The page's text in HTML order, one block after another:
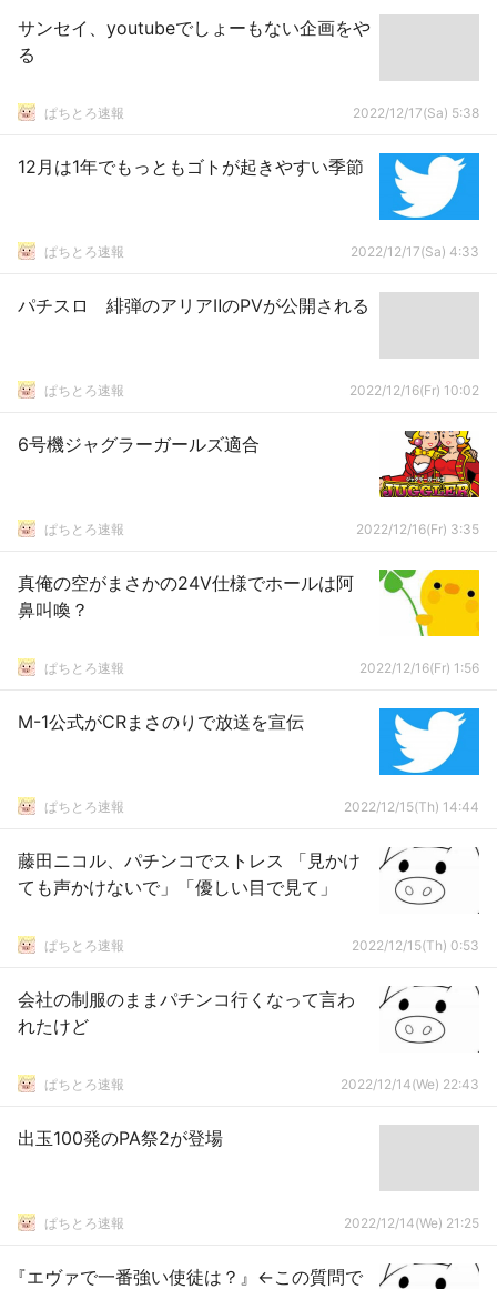
サンセイ、youtubeでしょーもない企画をや
る
ぱちとろ速報 2022/12/17(Sa) 5:38
12月は1年でもっともゴトが起きやすい季節
ぱちとろ速報 2022/12/17(Sa) 4:33
パチスロ 緋弾のアリアⅡのPVが公開される
ぱちとろ速報 2022/12/16(Fr) 10:02
6号機ジャグラーガールズ適合
ぱちとろ速報 2022/12/16(Fr) 3:35
真俺の空がまさかの24V仕様でホールは阿
鼻叫喚？
ぱちとろ速報 2022/12/16(Fr) 1:56
M-1公式がCRまさのりで放送を宣伝
ぱちとろ速報 2022/12/15(Th) 14:44
藤田ニコル、パチンコでストレス 「見かけ
ても声かけないで」「優しい目で見て」
ぱちとろ速報 2022/12/15(Th) 0:53
会社の制服のままパチンコ行くなって言わ
れたけど
ぱちとろ速報 2022/12/14(We) 22:43
出玉100発のPA祭2が登場
ぱちとろ速報 2022/12/14(We) 21:25
『エヴァで一番強い使徒は？』←この質問で